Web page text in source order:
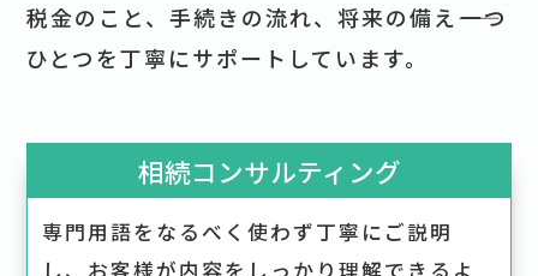
税金のこと、手続きの流れ、将来の備え――一つ
ひとつを丁寧にサポートしています。
相続コンサルティング
専門用語をなるべく使わず丁寧にご説明
し、お客様が内容をしっかり理解できるよ